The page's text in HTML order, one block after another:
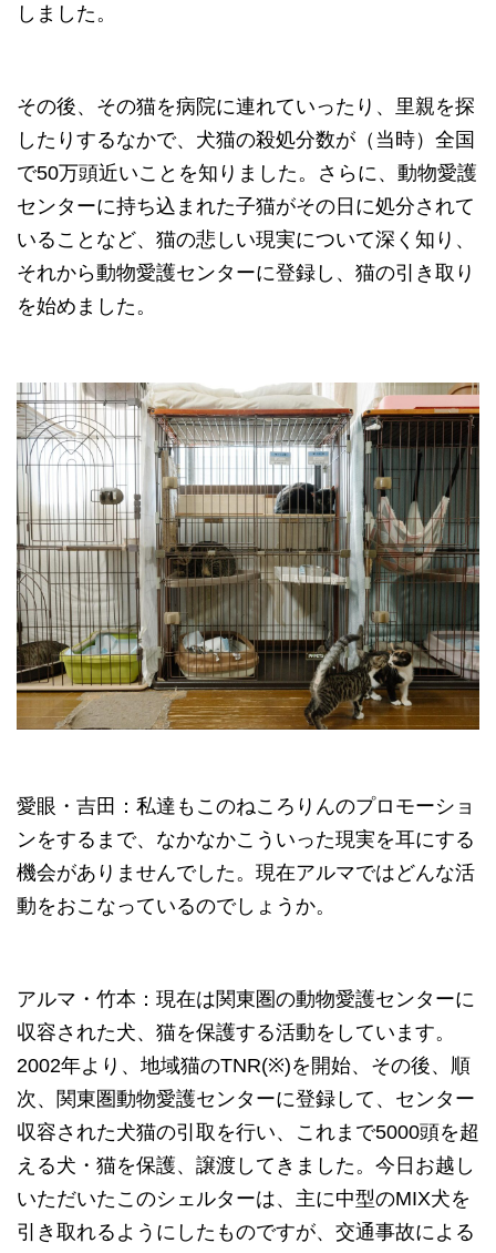
しました。
その後、その猫を病院に連れていったり、里親を探
したりするなかで、犬猫の殺処分数が（当時）全国
で50万頭近いことを知りました。さらに、動物愛護
センターに持ち込まれた子猫がその日に処分されて
いることなど、猫の悲しい現実について深く知り、
それから動物愛護センターに登録し、猫の引き取り
を始めました。
愛眼・吉田：私達もこのねころりんのプロモーショ
ンをするまで、なかなかこういった現実を耳にする
機会がありませんでした。現在アルマではどんな活
動をおこなっているのでしょうか。
アルマ・竹本：現在は関東圏の動物愛護センターに
収容された犬、猫を保護する活動をしています。
2002年より、地域猫のTNR(※)を開始、その後、順
次、関東圏動物愛護センターに登録して、センター
収容された犬猫の引取を行い、これまで5000頭を超
える犬・猫を保護、譲渡してきました。今日お越し
いただいたこのシェルターは、主に中型のMIX犬を
引き取れるようにしたものですが、交通事故による